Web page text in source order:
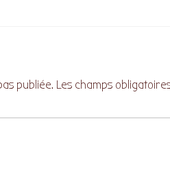
publiée. Les champs